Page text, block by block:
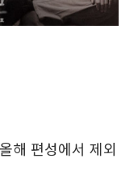
해 편성에서 제외